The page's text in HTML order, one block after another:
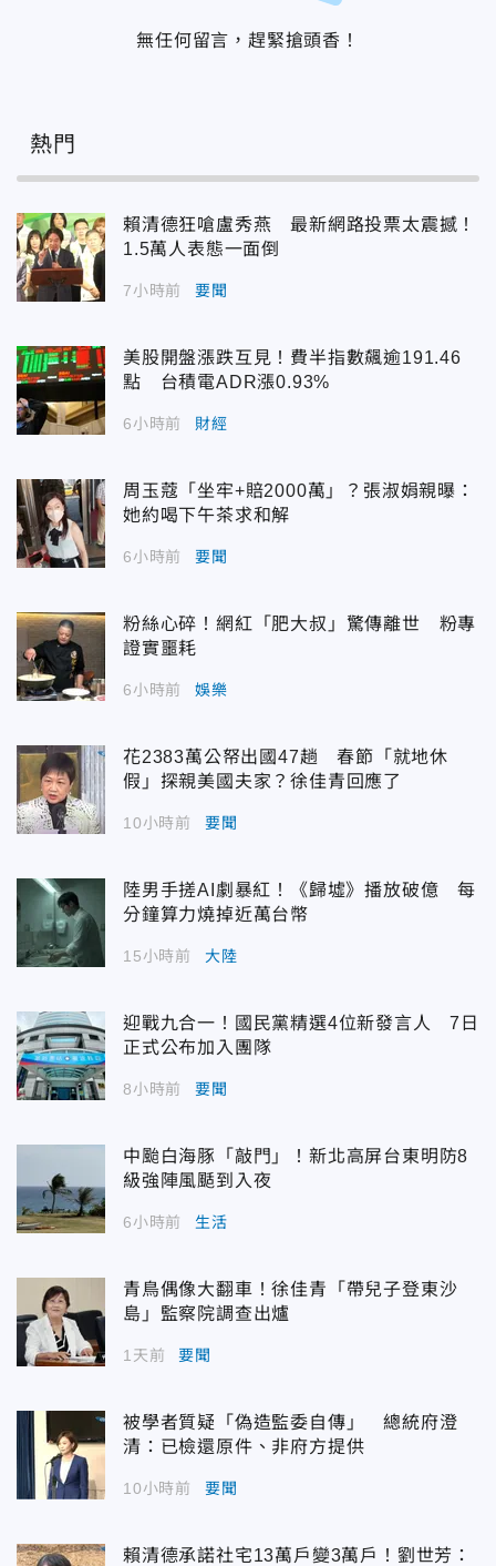
無任何留言，趕緊搶頭香！
熱門
賴清德狂嗆盧秀燕 最新網路投票太震撼！
1.5萬人表態一面倒
7小時前 要聞
美股開盤漲跌互見！費半指數飆逾191.46
點 台積電ADR漲0.93%
6小時前 財經
周玉蔻「坐牢+賠2000萬」？張淑娟親曝：
她約喝下午茶求和解
6小時前 要聞
粉絲心碎！網紅「肥大叔」驚傳離世 粉專
證實噩耗
6小時前 娛樂
花2383萬公帑出國47趟 春節「就地休
假」探親美國夫家？徐佳青回應了
10小時前 要聞
陸男手搓AI劇暴紅！《歸墟》播放破億 每
分鐘算力燒掉近萬台幣
15小時前 大陸
迎戰九合一！國民黨精選4位新發言人 7日
正式公布加入團隊
8小時前 要聞
中颱白海豚「敲門」！新北高屏台東明防8
級強陣風颳到入夜
6小時前 生活
青鳥偶像大翻車！徐佳青「帶兒子登東沙
島」監察院調查出爐
1天前 要聞
被學者質疑「偽造監委自傳」 總統府澄
清：已檢還原件、非府方提供
10小時前 要聞
賴清德承諾社宅13萬戶變3萬戶！劉世芳：